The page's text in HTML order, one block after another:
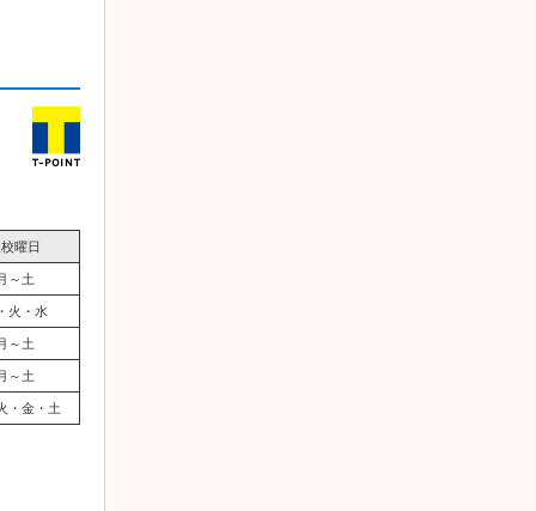
校曜日
～土
火・水
～土
～土
・金・土